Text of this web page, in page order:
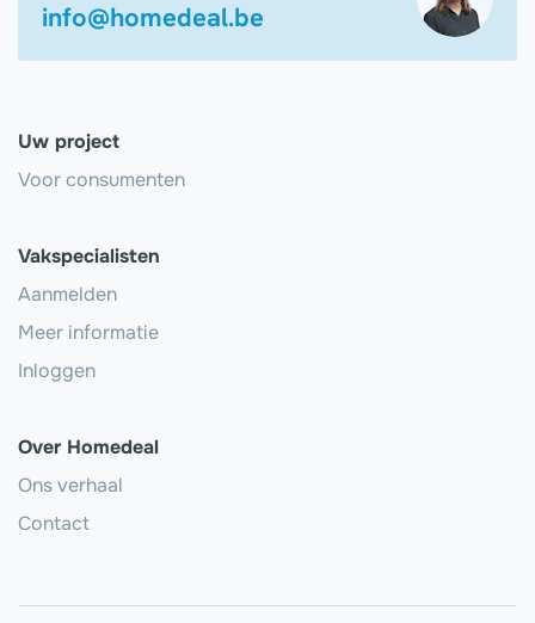
info@homedeal.be
Uw project
Voor consumenten
Vakspecialisten
Aanmelden
Meer informatie
Inloggen
Over Homedeal
Ons verhaal
Contact